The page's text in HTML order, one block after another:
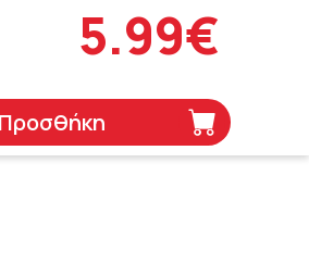
5.99€
Προσθήκη